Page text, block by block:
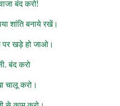
बंद करो!
शांति बनाये रखें।
खड़े हो जाओ।
बंद करो
चालू करो।